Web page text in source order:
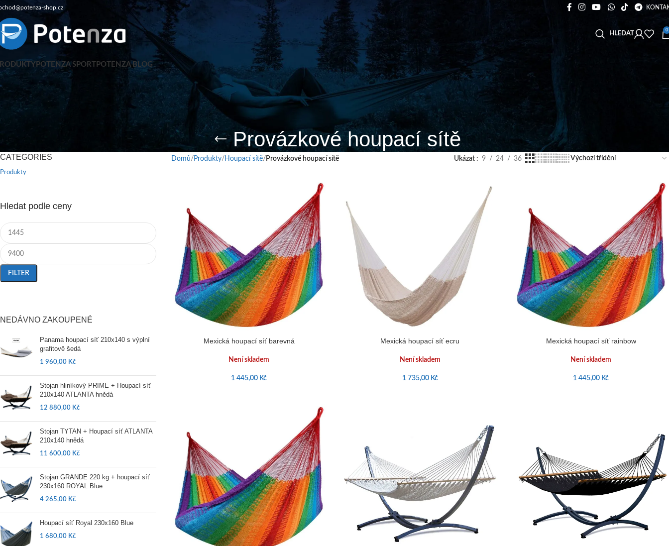
shop.cz
HLEDAT
0
POTENZA SPORT POTENZA BLOG
Provázkové houpací sítě
CATEGORIES
Produkty
Hledat podle ceny
FILTER
NEDÁVNO ZAKOUPENÉ
Panama houpací síť 210x140 s výplní
grafitově šedá
1 960,00 Kč
Stojan hliníkový PRIME + Houpací síť
210x140 ATLANTA hnědá
12 880,00 Kč
Stojan TYTAN + Houpací síť ATLANTA
210x140 hnědá
11 600,00 Kč
Stojan GRANDE 220 kg + houpací síť
230x160 ROYAL Blue
4 265,00 Kč
Houpací síť Royal 230x160 Blue
1 680,00 Kč
Domů Produkty Houpací sítě Provázkové houpací sítě Ukázat 9 24 36
Mexická houpací síť barevná
Není skladem
1 445,00 Kč
Mexická houpací síť ecru
Není skladem
1 735,00 Kč
Mexická houpací síť rainbow
Není skladem
1 445,00 Kč